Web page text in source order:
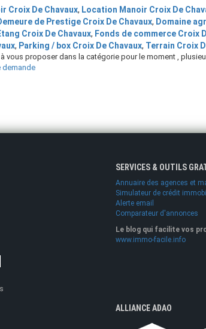
Croix De Chavaux, Location Manoir Croix De
de Prestige Croix De Chavaux, Domaine
Croix De Chavaux, Fonds de commerce Croix
, Parking / box Croix De Chavaux, Terrain Croix
vous proposer dans la catégorie pour le moment ,
demande
SERVICES & OUTILS
Annuaire des agences et
Simulateur de crédit
Alerte email
Comparateur d'annonces
Le blog qui facilite vos
www.immo-facile.info
ALLIANCE ADAO